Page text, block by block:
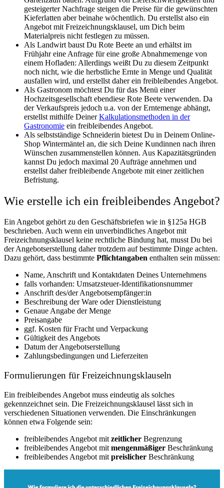
gesteigerter Nachfrage steigen die Preise für die gewünschten
Kieferlatten aber beinahe wöchentlich. Du erstellst also ein
Angebot mit Freizeichnungsklausel, um Dich beim
Materialpreis nicht festlegen zu müssen.
Als Landwirt baust Du Rote Beete an und erhältst im
Frühjahr eine Anfrage für eine große Abnahmemenge von
einem Hofladen: Allerdings weißt Du zu diesem Zeitpunkt
noch nicht, wie die herbstliche Ernte in Menge und Qualität
ausfallen wird, und erstellst daher ein freibleibendes Angebot.
Als Gastronom möchtest Du für das Menü einer
Hochzeitsgesellschaft ebendiese Rote Beete verwenden. Da
der Verkaufspreis jedoch u.a. von der Erntemenge abhängt,
erstellst mithilfe DeinerKalkulationsmethoden in der
Gastronomie ein freibleibendes Angebot.
Als selbstständige Schneiderin bietest Du in Deinem Online-
Shop Wintermäntel an, die sich Deine Kundinnen nach ihren
Wünschen zusammenstellen können. Aus Kapazitätsgründen
kannst Du jedoch maximal 20 Aufträge annehmen und
erstellst daher freibleibende Angebote mit einer zeitlichen
Befristung.
Wie erstelle ich ein freibleibendes Angebot?
Ein Angebot gehört zu den Geschäftsbriefen wie in §125a HGB
beschrieben. Auch wenn ein unverbindliches Angebot mit
Freizeichnungsklausel keine rechtliche Bindung hat, musst Du bei
der Angebotserstellung daher trotzdem auf bestimmte Dinge achten.
Dazu gehört, dass bestimmte Pflichtangaben enthalten sein müssen:
Name, Anschrift und Kontaktdaten Deines Unternehmens
falls vorhanden: Umsatzsteuer-Identifikationsnummer
Anschrift des/der Angebotsempfänger:in
Beschreibung der Ware oder Dienstleistung
Genaue Angabe der Menge
Preisangabe
ggf. Kosten für Fracht und Verpackung
Gültigkeit des Angebots
Datum der Angebotserstellung
Zahlungsbedingungen und Lieferzeiten
Formulierungen für Freizeichnungsklauseln
Ein freibleibendes Angebot muss eindeutig als solches
gekennzeichnet sein. Die Freizeichnungsklausel lässt sich in
verschiedenen Situationen verwenden. Die Einschränkungen
können etwa Folgende sein:
freibleibendes Angebot mit zeitlicher Begrenzung
freibleibendes Angebot mit mengenmäßiger Beschränkung
freibleibendes Angebot mit preislicher Beschränkung